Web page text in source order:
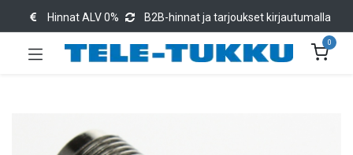
Hinnat ALV 0% B2B-hinnat ja tarjoukset kirjautumalla
0